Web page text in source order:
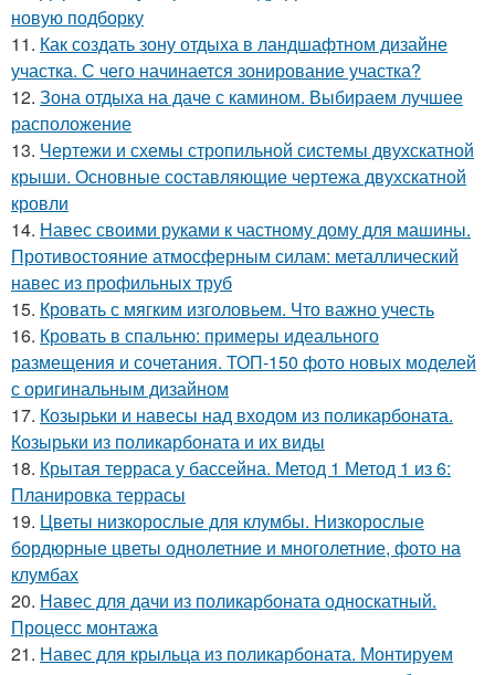
новую подборку
11. Как создать зону отдыха в ландшафтном дизайне
участка. С чего начинается зонирование участка?
12. Зона отдыха на даче с камином. Выбираем лучшее
расположение
13. Чертежи и схемы стропильной системы двухскатной
крыши. Основные составляющие чертежа двухскатной
кровли
14. Навес своими руками к частному дому для машины.
Противостояние атмосферным силам: металлический
навес из профильных труб
15. Кровать с мягким изголовьем. Что важно учесть
16. Кровать в спальню: примеры идеального
размещения и сочетания. ТОП-150 фото новых моделей
с оригинальным дизайном
17. Козырьки и навесы над входом из поликарбоната.
Козырьки из поликарбоната и их виды
18. Крытая терраса у бассейна. Метод 1 Метод 1 из 6:
Планировка террасы
19. Цветы низкорослые для клумбы. Низкорослые
бордюрные цветы однолетние и многолетние, фото на
клумбах
20. Навес для дачи из поликарбоната односкатный.
Процесс монтажа
21. Навес для крыльца из поликарбоната. Монтируем